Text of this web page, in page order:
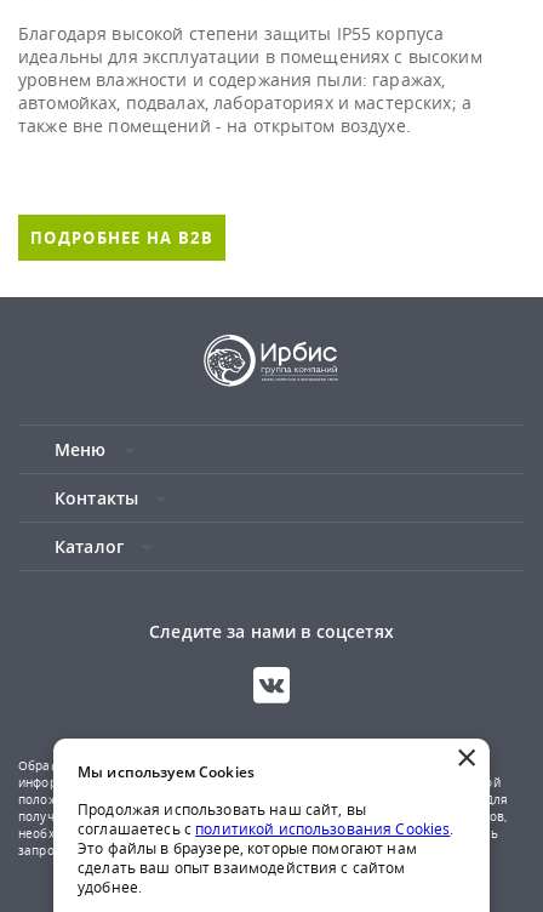
Благодаря высокой степени защиты IP55 корпуса
идеальны для эксплуатации в помещениях с высоким
уровнем влажности и содержания пыли: гаражах,
автомойках, подвалах, лабораториях и мастерских; а
также вне помещений - на открытом воздухе.
ПОДРОБНЕЕ НА B2B
Меню
Контакты
Каталог
Следите за нами в соцсетях
Обращаем ваше внимание на то, что данный сайт носит исключительно
информационный характер и не является публичной офертой, определяемой
положениями Статьи 437(2) Гражданского кодекса Российской Федерации. Для
получения подробной информации о наличии и стоимости указанных товаров,
необходимо обратиться к менеджерам компании по телефону или отправить
запрос на почтовый адрес указанный в контактах.
×
Мы используем Cookies
Продолжая использовать наш сайт, вы
соглашаетесь с политикой использования Cookies.
Это файлы в браузере, которые помогают нам
сделать ваш опыт взаимодействия с сайтом
удобнее.